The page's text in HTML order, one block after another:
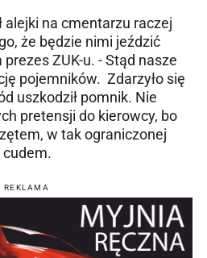
alejki na cmentarzu raczej
że będzie nimi jeździć
ZUK-u. - Stąd nasze
pojemników. Zdarzyło się
uszkodził pomnik. Nie
pretensji do kierowcy, bo
w tak ograniczonej
cudem.
REKLAMA